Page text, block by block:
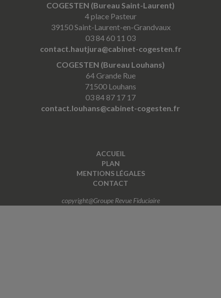
COGESTEN (Bureau Saint-Laurent)
4 place Pasteur
39150 Saint-Laurent-en-Grandvaux
03 84 60 11 03
contact.hautjura@cabinet-cogesten.fr
COGESTEN (Bureau Louhans)
64 Grande Rue
71500 Louhans
03 84 87 17 17
contact.louhans@cabinet-cogesten.fr
ACCUEIL
PLAN
MENTIONS LÉGALES
CONTACT
copyright@Groupe Revue Fiduciaire